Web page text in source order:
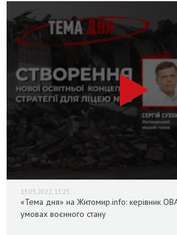
13.05.2022, 13:25
«Тема дня» на Житомир.info: керівник
умовах воєнного стану